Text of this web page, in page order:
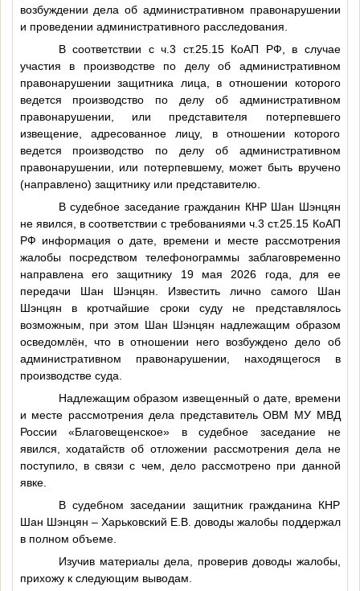
возбуждении дела об административном правонарушении
и проведении административного расследования.
В соответствии с ч.3 ст.25.15 КоАП РФ, в случае
участия в производстве по делу об административном
правонарушении защитника лица, в отношении которого
ведется производство по делу об административном
правонарушении, или представителя потерпевшего
извещение, адресованное лицу, в отношении которого
ведется производство по делу об административном
правонарушении, или потерпевшему, может быть вручено
(направлено) защитнику или представителю.
В судебное заседание гражданин КНР Шан Шэнцян
не явился, в соответствии с требованиями ч.3 ст.25.15 КоАП
РФ информация о дате, времени и месте рассмотрения
жалобы посредством телефонограммы заблаговременно
направлена его защитнику 19 мая 2026 года, для ее
передачи Шан Шэнцян. Известить лично самого Шан
Шэнцян в кротчайшие сроки суду не представлялось
возможным, при этом Шан Шэнцян надлежащим образом
осведомлён, что в отношении него возбуждено дело об
административном правонарушении, находящегося в
производстве суда.
Надлежащим образом извещенный о дате, времени
и месте рассмотрения дела представитель ОВМ МУ МВД
России «Благовещенское» в судебное заседание не
явился, ходатайств об отложении рассмотрения дела не
поступило, в связи с чем, дело рассмотрено при данной
явке.
В судебном заседании защитник гражданина КНР
Шан Шэнцян – Харьковский Е.В. доводы жалобы поддержал
в полном объеме.
Изучив материалы дела, проверив доводы жалобы,
прихожу к следующим выводам.